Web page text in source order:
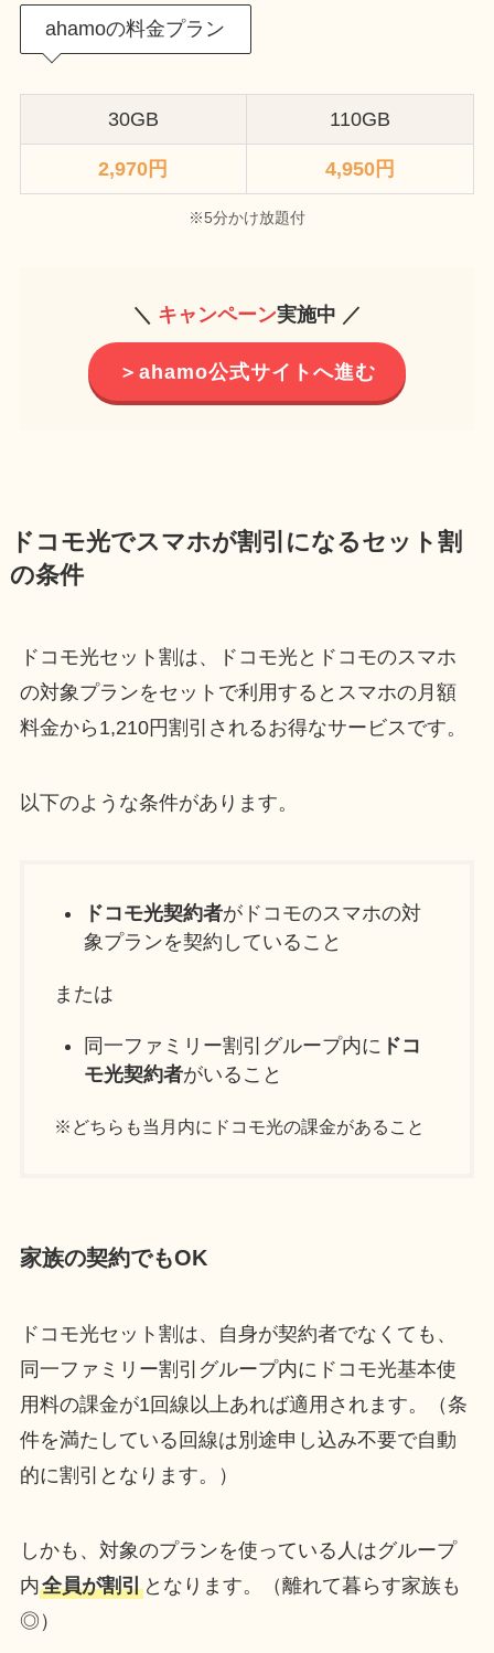
ahamoの料金プラン
30GB 110GB
2,970円 4,950円
※5分かけ放題付
＼ キャンペーン実施中 ／
＞ahamo公式サイトへ進む
ドコモ光でスマホが割引になるセット割
の条件
ドコモ光セット割は、ドコモ光とドコモのスマホ
の対象プランをセットで利用するとスマホの月額
料金から1,210円割引されるお得なサービスです。
以下のような条件があります。
ドコモ光契約者がドコモのスマホの対
象プランを契約していること
または
同一ファミリー割引グループ内に ドコ
モ光契約者がいること
※どちらも当月内にドコモ光の課金があること
家族の契約でもOK
ドコモ光セット割は、自身が契約者でなくても、
同一ファミリー割引グループ内にドコモ光基本使
用料の課金が1回線以上あれば適用されます。（条
件を満たしている回線は別途申し込み不要で自動
的に割引となります。）
しかも、対象のプランを使っている人はグループ
内全員が割引となります。（離れて暮らす家族も
◎）